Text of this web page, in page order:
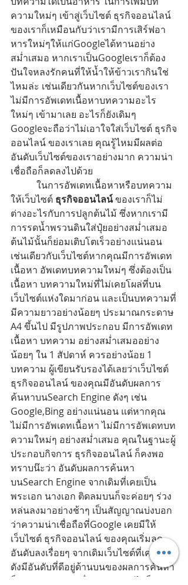
ความใหม่ๆ เข้าสู่เว็บไซต์ ธุรกิจออนไลน์
ของเราก็เหมือนกับว่าเรามีการเสิร์ฟอา
หารใหม่ๆให้แก่Googleได้ทานอย่าง
สม่ำเสมอ หากเราเป็นGoogleเราก็ต้อง
ปันใจหลงรักคนที่ให้น้ำให้ข้าวเรากินใช่
ไหมล่ะ เช่นเดียวกันหากเว็บไซต์ของเรา
ไม่มีการอัพเดทเนื้อหาบทความอะไร
ใหม่ๆ เข้ามาเลย อะไรก็ยังเดิมๆ
Googleจะถือว่าไม่เอาใจใส่เว็บไซต์ ธุรกิจ
ออนไลน์ ของเราเลย คุณรู้ไหมมีผลต่อ
อันดับเว็บไซต์ของเราอย่างมาก ความน่า
เชื่อถือก็ลดลงไปด้วย
ในการอัพเดทเนื้อหาหรือบทความ
ให้เว็บไซต์ ธุรกิจออนไลน์ ของเราก็ไม่
ต่างอะไรกับการปลูกต้นไม้ ซึ่งหากเรามี
การรดน้ำพรวนดินใส่ปุ๋ยอย่างสม่ำเสมอ
ต้นไม้นั้นก็ย่อมเติบโตเร็วอย่างแน่นอน
เช่นเดียวกับเว็บไซต์หากคุณมีการอัพเดท
เนื้อหา อัพเดทบทความใหม่ๆ ซึ่งต้องเป็น
เนื้อหา บทความใหม่ที่ไม่เคยโผล่ที่บน
เว็บไซต์แห่งใดมาก่อน และเป็นบทความที่
มีความยาวอย่างน้อยๆ ประมาณกระดาษ
A4 ขึ้นไป มีรูปภาพประกอบ มีการอัพเดท
เนื้อหา บทความ อย่างสม่ำเสมออย่าง
น้อยๆ ใน 1 สัปดาห์ ควรอย่างน้อย 1
บทความ ผู้เขียนรับรองได้เลยว่าเว็บไซต์
ธุรกิจออนไลน์ ของคุณมีอันดับผลการ
ค้นหาบนSearch Engine ดังๆ เช่น
Google,Bing อย่างแน่นอน แต่หากคุณ
ไม่มีการอัพเดทเนื้อหา ไม่มีการอัพเดทบท
ความใหม่ๆ อย่างสม่ำเสมอ คุณในฐานะผู้
ประกอบกิจการ ธุรกิจออนไลน์ ก็คงพอ
ทราบน๊ะว่า อันดับผลการค้นหา
บนSearch Engine จากเดิมที่เคยเป็น
พระเอก นางเอก ติดลมบนก็จะค่อยๆ ร่วง
หล่นลงมาอย่างช้าๆ เป็นสัญญาณบ่งบอก
ว่าความน่าเชื่อถือที่Google เคยมีให้
เว็บไซต์ ธุรกิจออนไลน์ ของคุณเริ่มลด
อันดับลงเรื่อยๆ จากเดิมเว็บไซต์ที่เคยโด่ง
ดังมีอันดับที่ดีอยู่ด้านบนของผลการค้นหา
ก็จะค่อยๆ ร่วงลงเรื่อยๆ นานวันไปก็จะ